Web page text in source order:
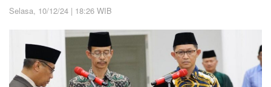
Selasa, 10/12/24 | 18:26 WIB